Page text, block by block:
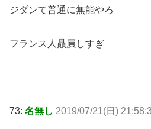
ジダンて普通に無能やろ
フランス人贔屓しすぎ
73: 名無し 2019/07/21(日)